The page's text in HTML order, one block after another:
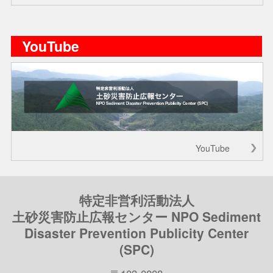
YouTube
YouTube
特定非営利活動法人
土砂災害防止広報センター NPO Sediment
Disaster Prevention Publicity Center
(SPC)